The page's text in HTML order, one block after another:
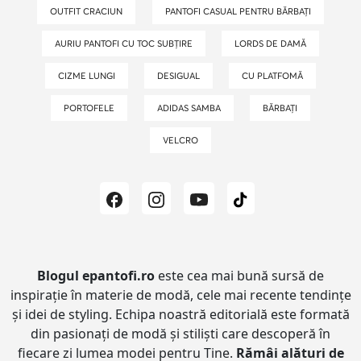
OUTFIT CRACIUN PANTOFI CASUAL PENTRU BĂRBAȚI
AURIU PANTOFI CU TOC SUBȚIRE LORDS DE DAMĂ
CIZME LUNGI DESIGUAL CU PLATFOMĂ
PORTOFELE ADIDAS SAMBA BĂRBAȚI
VELCRO
Blogul epantofi.ro este cea mai bună sursă de
inspirație în materie de modă, cele mai recente tendințe
și idei de styling. Echipa noastră editorială este formată
din pasionați de modă și stiliști care descoperă în
fiecare zi lumea modei pentru Tine. Rămâi alături de